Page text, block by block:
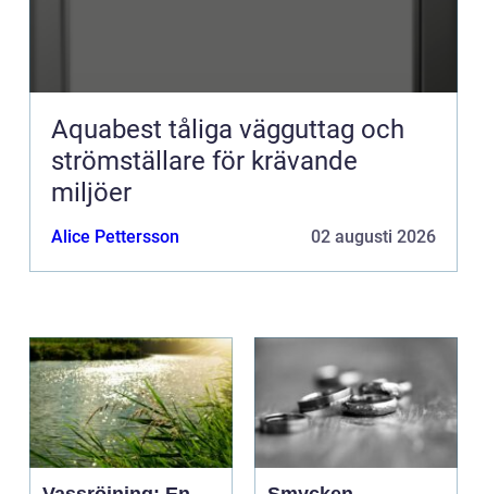
Aquabest tåliga vägguttag och
strömställare för krävande
miljöer
Alice Pettersson 02 augusti 2026